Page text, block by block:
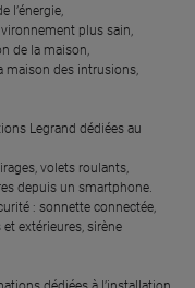
l’énergie,
plus sain,
de la maison,
maison des intrusions,
Legrand dédiées au
volets roulants,
depuis un smartphone.
: sonnette connectée,
extérieures, sirène